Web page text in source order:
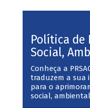
Política de
Social,
Conheça a
traduzem a sua
para o
social,